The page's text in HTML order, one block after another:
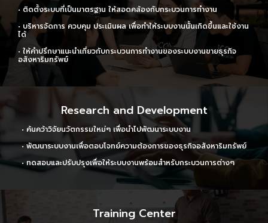
• ติดตั้งระบบที่เป็นมาตรฐาน ให้สอดคล้องกับกระบวนการทำงาน
• บริหารจัดการ ควบคุม ประเมินผล เพื่อทำให้ระบบงานนั้นเกิดขึ้นและใช้งาน
ได้
• ให้คำปรึกษาแนะนำเกี่ยวกับกระบวนการทำงานของระบบงานขายธุรกิจ
อสังหาริมทรัพย์
Research and Development
• ค้นคว้าวิจัยนวัตกรรมใหม่ๆ เพื่อนำไปพัฒนาระบบงาน
• พัฒนาระบบงานเพื่อตอบโจทย์ความต้องการของธุรกิจอสังหาริมทรัพย์
• ทดสอบและปรับปรุงเพื่อให้ระบบงานพร้อมสำหรับกระบวนการต่างๆ
Training Center